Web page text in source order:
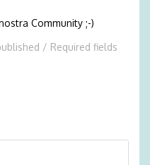
Community ;-)
/ Required fields